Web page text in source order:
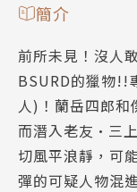
簡介
前所未見！沒人
BSURD的獵物!!
人)！蘭岳四郎
而潛入老友•三
切風平浪靜，可
彈的可疑人物混